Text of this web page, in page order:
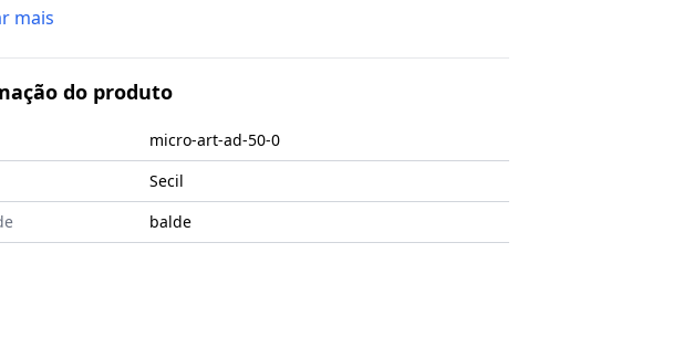
A - verniz;.MICRO ART AD 50 Componente B -
mais
do produto
micro-art-ad-50-0
Secil
balde